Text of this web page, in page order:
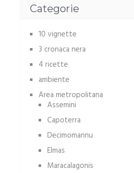
Categorie
10 vignette
3 cronaca nera
4 ricette
ambiente
Area metropolitana
Assemini
Capoterra
Decimomannu
Elmas
Maracalagonis